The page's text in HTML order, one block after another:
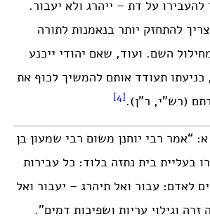
על דת – ייהרג ולא יעבור.
להתחזק יותר בנאמנות לתורה
השם. ועוד, שאם יהודי ייכנע
כניעתו תעודד אותם להמשיך לכוף את
(רש”י, ר”ן). [4]
“אמר רבי יוחנן משום רבי שמעון בן
בעליית בית נתזה בלוד: כל עבירות
לאדם: עבור ואל תיהרג – יעבור ואל
זרה וגילוי עריות ושפיכות דמים”.